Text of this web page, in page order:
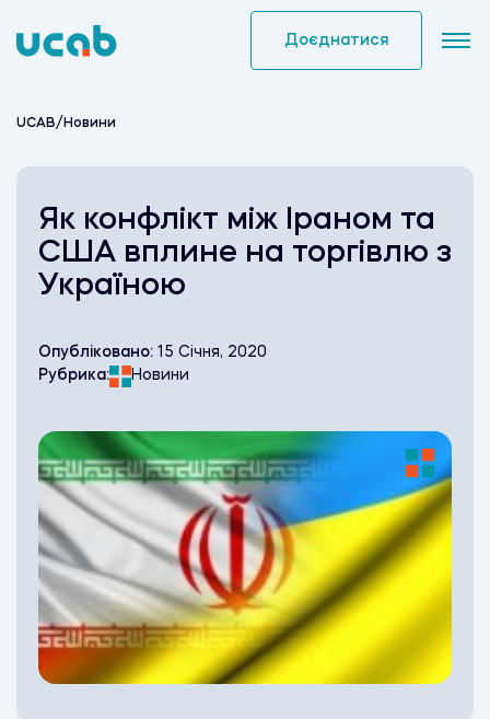
to
Доєднатися
UCAB/ Новини
Як конфлікт між Іраном та
США вплине на торгівлю з
Україною
Опубліковано: 15 Січня, 2020
Рубрика:
Новини